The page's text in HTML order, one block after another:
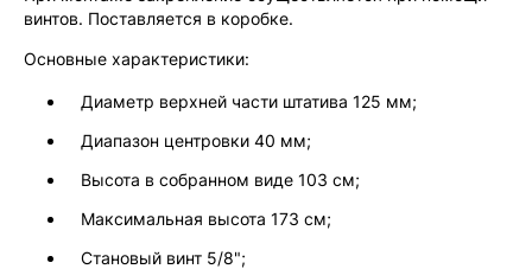
винтов. Поставляется в коробке.
Основные характеристики:
Диаметр верхней части штатива 125 мм;
Диапазон центровки 40 мм;
Высота в собранном виде 103 см;
Максимальная высота 173 см;
Становый винт 5/8";